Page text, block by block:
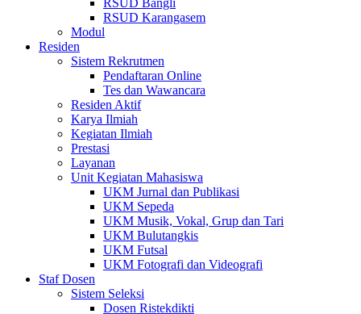
RSUD Bangli
RSUD Karangasem
Modul
Residen
Sistem Rekrutmen
Pendaftaran Online
Tes dan Wawancara
Residen Aktif
Karya Ilmiah
Kegiatan Ilmiah
Prestasi
Layanan
Unit Kegiatan Mahasiswa
UKM Jurnal dan Publikasi
UKM Sepeda
UKM Musik, Vokal, Grup dan Tari
UKM Bulutangkis
UKM Futsal
UKM Fotografi dan Videografi
Staf Dosen
Sistem Seleksi
Dosen Ristekdikti